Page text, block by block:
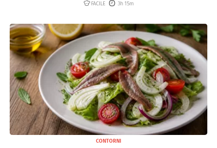
FACILE 3h 15m
CONTORNI